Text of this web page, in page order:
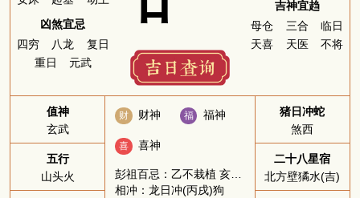
凶煞宜忌
四穷
八龙
复日
重日
元武
吉神宜趋
母仓
三合
临日
天喜
天医 不将
值神
玄武
五行
山头火
财 财神 福 福神
喜 喜神
彭祖百忌：乙不栽植 亥不嫁娶
相冲：龙日冲(丙戌)狗
猪日冲蛇
煞西
二十八星宿
北方壁獝水(吉)